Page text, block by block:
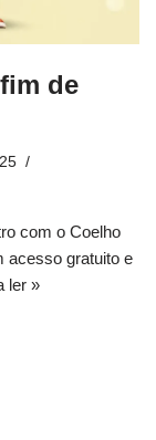
de
com o Coelho
acesso gratuito e
ler »